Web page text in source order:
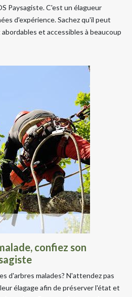
Paysagiste. C'est un élagueur
d'expérience. Sachez qu'il peut
et accessibles à beaucoup
confiez son
d'arbres malades? N'attendez pas
élagage afin de préserver l'état et